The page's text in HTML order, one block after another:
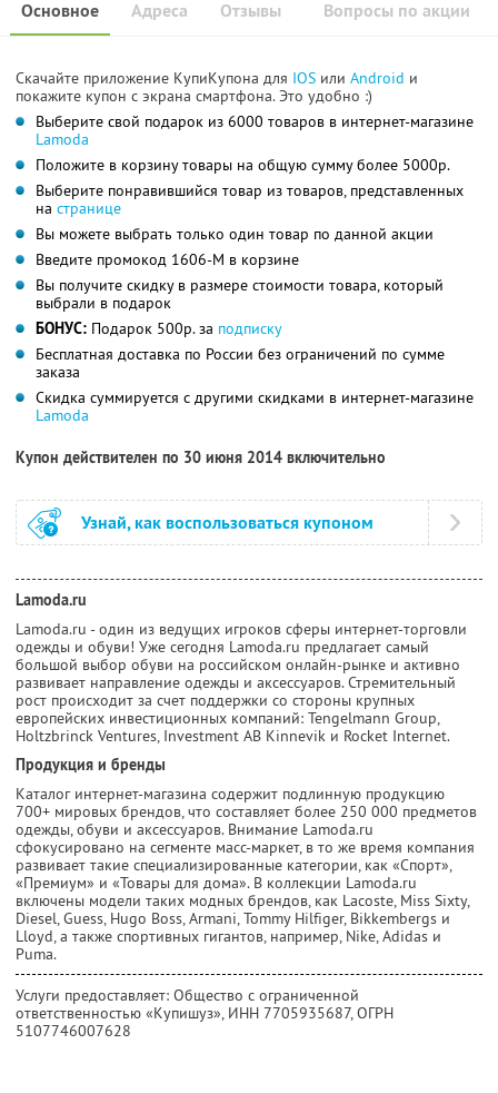
Основное Отзывы Вопросы по акции
Адреса
Скачайте приложение КупиКупона для IOS или Android и
покажите купон с экрана смартфона. Это удобно :)
Выберите свой подарок из 6000 товаров в интернет-магазине
Lamoda
Положите в корзину товары на общую сумму более 5000р.
Выберите понравившийся товар из товаров, представленных
на странице
Вы можете выбрать только один товар по данной акции
Введите промокод 1606-M в корзине
Вы получите скидку в размере стоимости товара, который
выбрали в подарок
БОНУС: Подарок 500р. за подписку
Бесплатная доставка по России без ограничений по сумме
заказа
Скидка суммируется с другими скидками в интернет-магазине
Lamoda
Купон действителен по 30 июня 2014 включительно
Узнай, как воспользоваться купоном
Lamoda.ru
Lamoda.ru - один из ведущих игроков сферы интернет-торговли
одежды и обуви! Уже сегодня Lamoda.ru предлагает самый
большой выбор обуви на российском онлайн-рынке и активно
развивает направление одежды и аксессуаров. Стремительный
рост происходит за счет поддержки со стороны крупных
европейских инвестиционных компаний: Tengelmann Group,
Holtzbrinck Ventures, Investment AB Kinnevik и Rocket Internet.
Продукция и бренды
Каталог интернет-магазина содержит подлинную продукцию
700+ мировых брендов, что составляет более 250 000 предметов
одежды, обуви и аксессуаров. Внимание Lamoda.ru
сфокусировано на сегменте масс-маркет, в то же время компания
развивает такие специализированные категории, как «Спорт»,
«Премиум» и «Товары для дома». В коллекции Lamoda.ru
включены модели таких модных брендов, как Lacoste, Miss Sixty,
Diesel, Guess, Hugo Boss, Armani, Tommy Hilfiger, Bikkembergs и
Lloyd, а также спортивных гигантов, например, Nike, Adidas и
Puma.
Услуги предоставляет: Общество с ограниченной
ответственностью «Купишуз», ИНН 7705935687, ОГРН
5107746007628